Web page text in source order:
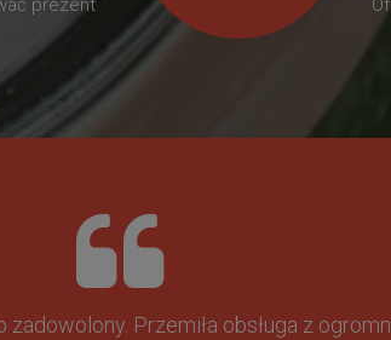
prezent
Przemiła obsługa z